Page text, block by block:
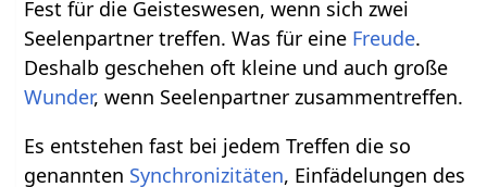
Fest für die Geisteswesen, wenn sich zwei
Seelenpartner treffen. Was für eine Freude.
Deshalb geschehen oft kleine und auch große
Wunder, wenn Seelenpartner zusammentreffen.
Es entstehen fast bei jedem Treffen die so
genannten Synchronizitäten, Einfädelungen des